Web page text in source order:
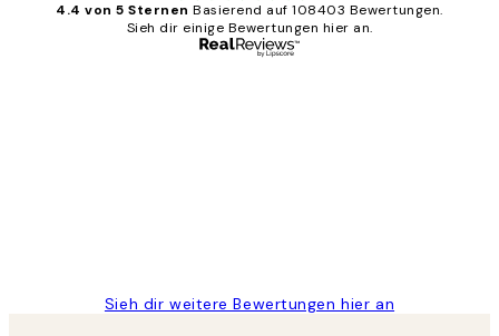
4.4 von 5 Sternen Basierend auf 108403 Bewertungen.
Sieh dir einige Bewertungen hier an.
Sieh dir weitere Bewertungen hier an